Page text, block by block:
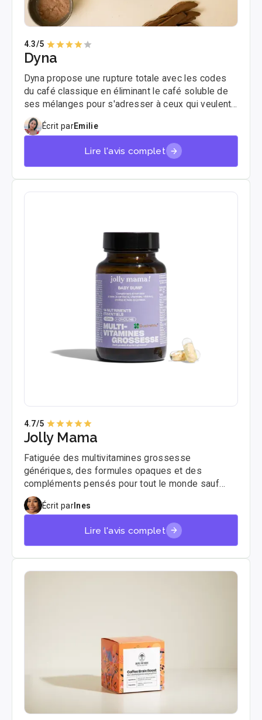
4.3/5
Dyna
Dyna propose une rupture totale avec les codes
du café classique en éliminant le café soluble de
ses mélanges pour s'adresser à ceux qui veulent
fuir l'acidité et le crash de caféine. Si vous
cherchez une clarté mentale stable sans les
tremblements, découvrez mon test complet sur
ces rituels adaptogènes fabriqués en France.
Écrit parEmilie
Lire l'avis complet
4.7/5
Jolly Mama
Fatiguée des multivitamines grossesse
génériques, des formules opaques et des
compléments pensés pour tout le monde sauf
pour vous ? Jolly Mama a été créée pour combler
ce vide. Deux mères, une ambition : des produits
formulés avec rigueur pour chaque étape de la
maternité. Voici mon test complet, sans filtre.
Écrit parInes
Lire l'avis complet